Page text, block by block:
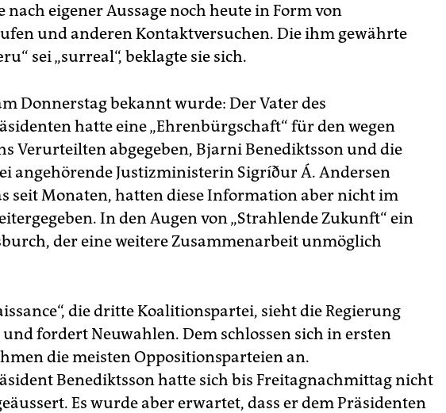
nach eigener Aussage noch heute in Form von
und anderen Kontaktversuchen. Die ihm gewährte
sei „surreal“, beklagte sie sich.
Donnerstag bekannt wurde: Der Vater des
hatte eine „Ehrenbürgschaft“ für den wegen
Verurteilten abgegeben, Bjarni Benediktsson und die
angehörende Justizministerin Sigríður Á. Andersen
seit Monaten, hatten diese Information aber nicht im
In den Augen von „Strahlende Zukunft“ ein
der eine weitere Zusammenarbeit unmöglich
die dritte Koalitionspartei, sieht die Regierung
fordert Neuwahlen. Dem schlossen sich in ersten
die meisten Oppositionsparteien an.
Benediktsson hatte sich bis Freitagnachmittag nicht
Es wurde aber erwartet, dass er dem Präsidenten